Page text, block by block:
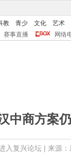
教 青少 文化
艺术
赛事直播 网络
中商方案
入复兴论坛| 来源